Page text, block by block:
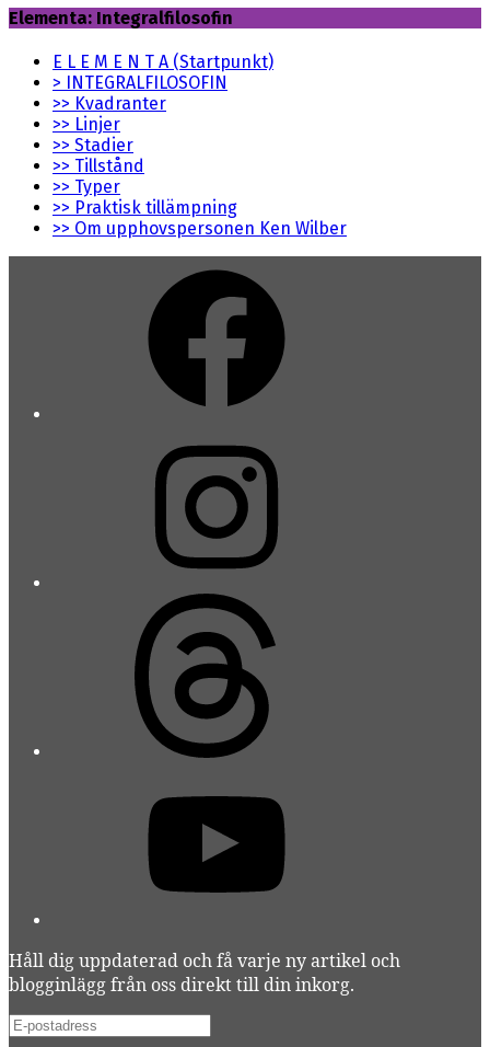
Elementa: Integralfilosofin
E L E M E N T A (Startpunkt)
> INTEGRALFILOSOFIN
>> Kvadranter
>> Linjer
>> Stadier
>> Tillstånd
>> Typer
>> Praktisk tillämpning
>> Om upphovspersonen Ken Wilber
Håll dig uppdaterad och få varje ny artikel och
blogginlägg från oss direkt till din inkorg.
E-